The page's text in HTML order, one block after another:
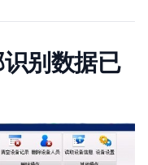
别数据已